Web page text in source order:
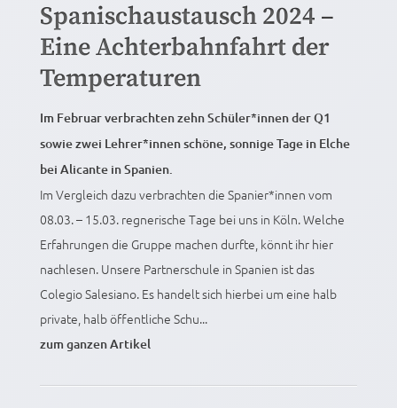
Spanischaustausch 2024 –
Eine Achterbahnfahrt der
Temperaturen
Im Februar verbrachten zehn Schüler*innen der Q1
sowie zwei Lehrer*innen schöne, sonnige Tage in Elche
bei Alicante in Spanien.
Im Vergleich dazu verbrachten die Spanier*innen vom
08.03. – 15.03. regnerische Tage bei uns in Köln. Welche
Erfahrungen die Gruppe machen durfte, könnt ihr hier
nachlesen. Unsere Partnerschule in Spanien ist das
Colegio Salesiano. Es handelt sich hierbei um eine halb
private, halb öffentliche Schu...
zum ganzen Artikel